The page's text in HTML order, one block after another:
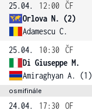
25.04.
12:00 ČF
Orlova N. (2)
Adamescu C.
25.04.
10:30 ČF
Di Giuseppe M.
Amiraghyan A. (1)
osmifinále
24.04. 17:30 OF